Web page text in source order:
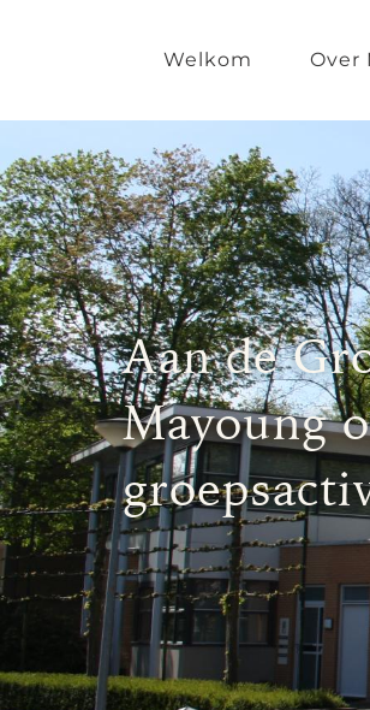
Welkom Over
Aan de
Mayoung